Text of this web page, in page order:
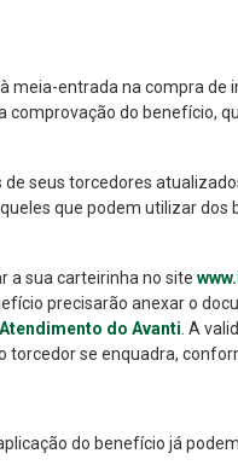
entrada na compra de
comprovação do benefício,
seus torcedores
que podem utilizar dos
a sua carteirinha no site
precisarão anexar o
do Avanti . A
se enquadra,
do benefício já